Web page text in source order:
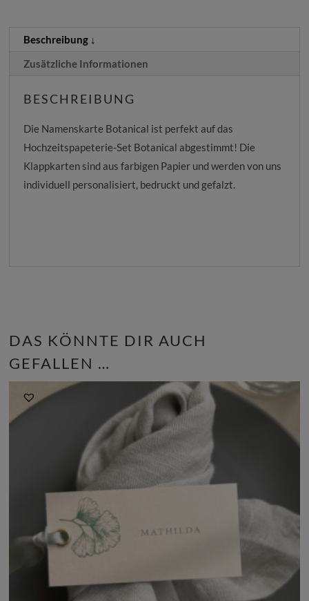
Beschreibung
Zusätzliche Informationen
BESCHREIBUNG
Die Namenskarte Botanical ist perfekt auf das
Hochzeitspapeterie-Set Botanical abgestimmt! Die
Klappkarten sind aus farbigen Papier und werden von uns
individuell personalisiert, bedruckt und gefalzt.
DAS KÖNNTE DIR AUCH
GEFALLEN …